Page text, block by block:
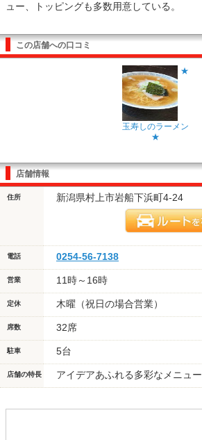
ュー、トッピングも多数用意している。
この店舗への口コミ
★
玉寿しのラーメン
★
店舗情報
住所 新潟県村上市岩船下浜町4-24
電話 0254-56-7138
営業 11時～16時
定休 木曜（祝日の場合営業）
席数 32席
駐車 5台
店舗の特長 アイデアあふれる多彩なメニュー